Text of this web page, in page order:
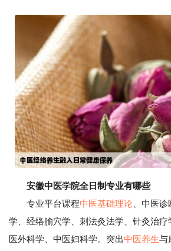
安徽中医学院全日制专业有哪些
专业平台课程中医基础理论 、中医
学、经络腧穴学、刺法灸法学、针灸治疗
医外科学、中医妇科学。突出中医养生与